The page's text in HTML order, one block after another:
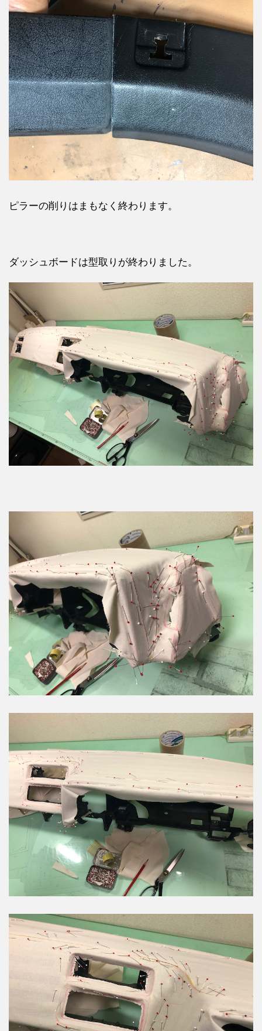
ピラーの削りはまもなく終わります。
ダッシュボードは型取りが終わりました。